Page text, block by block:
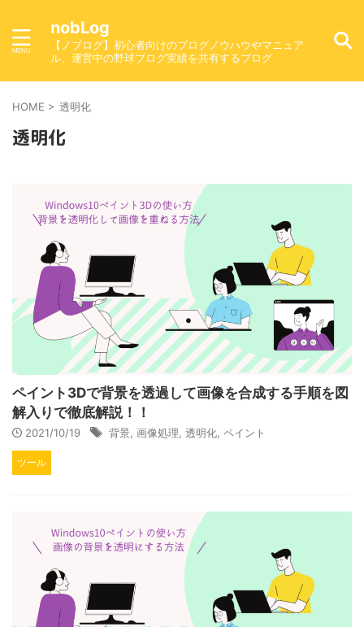
nobLog
【ノブログ】初心者向けのブログノウハウやマニュア
ル、運営中の野球ブログ実績を共有するブログ
HOME > 透明化
透明化
ペイント3Dで背景を透過して画像を合成する手順を図
解入りで徹底解説！！
2021/10/19 背景 画像処理 透明化 ペイント
ツール